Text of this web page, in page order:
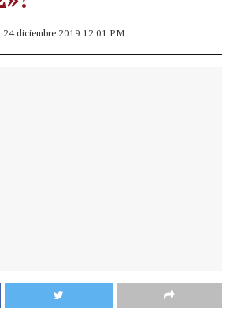
24 diciembre 2019 12:01 PM